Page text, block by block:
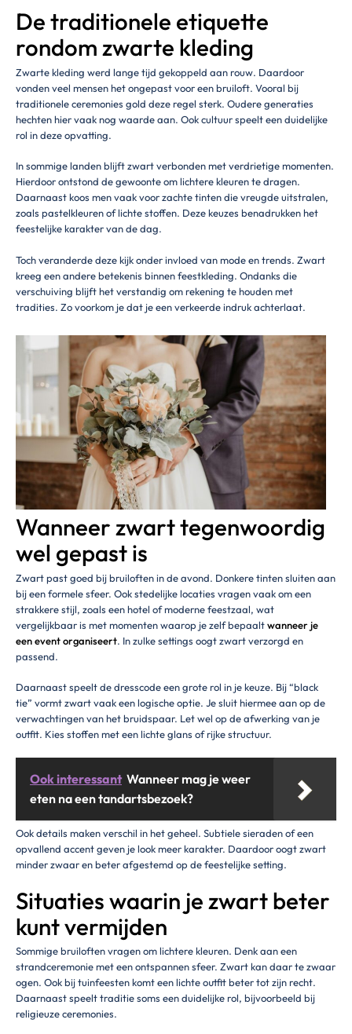
De traditionele etiquette
rondom zwarte kleding
Zwarte kleding werd lange tijd gekoppeld aan rouw. Daardoor
vonden veel mensen het ongepast voor een bruiloft. Vooral bij
traditionele ceremonies gold deze regel sterk. Oudere generaties
hechten hier vaak nog waarde aan. Ook cultuur speelt een duidelijke
rol in deze opvatting.
In sommige landen blijft zwart verbonden met verdrietige momenten.
Hierdoor ontstond de gewoonte om lichtere kleuren te dragen.
Daarnaast koos men vaak voor zachte tinten die vreugde uitstralen,
zoals pastelkleuren of lichte stoffen. Deze keuzes benadrukken het
feestelijke karakter van de dag.
Toch veranderde deze kijk onder invloed van mode en trends. Zwart
kreeg een andere betekenis binnen feestkleding. Ondanks die
verschuiving blijft het verstandig om rekening te houden met
tradities. Zo voorkom je dat je een verkeerde indruk achterlaat.
Wanneer zwart tegenwoordig
wel gepast is
Zwart past goed bij bruiloften in de avond. Donkere tinten sluiten aan
bij een formele sfeer. Ook stedelijke locaties vragen vaak om een
strakkere stijl, zoals een hotel of moderne feestzaal, wat
vergelijkbaar is met momenten waarop je zelf bepaaltwanneer je
een event organiseert. In zulke settings oogt zwart verzorgd en
passend.
Daarnaast speelt de dresscode een grote rol in je keuze. Bij “black
tie” vormt zwart vaak een logische optie. Je sluit hiermee aan op de
verwachtingen van het bruidspaar. Let wel op de afwerking van je
outfit. Kies stoffen met een lichte glans of rijke structuur.
Ook interessant Wanneer mag je weer
eten na een tandartsbezoek?
Ook details maken verschil in het geheel. Subtiele sieraden of een
opvallend accent geven je look meer karakter. Daardoor oogt zwart
minder zwaar en beter afgestemd op de feestelijke setting.
Situaties waarin je zwart beter
kunt vermijden
Sommige bruiloften vragen om lichtere kleuren. Denk aan een
strandceremonie met een ontspannen sfeer. Zwart kan daar te zwaar
ogen. Ook bij tuinfeesten komt een lichte outfit beter tot zijn recht.
Daarnaast speelt traditie soms een duidelijke rol, bijvoorbeeld bij
religieuze ceremonies.